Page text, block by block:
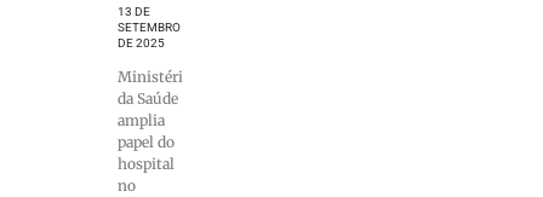
13 DE
SETEMBRO
DE 2025
Ministério
da Saúde
amplia
papel do
hospital
no